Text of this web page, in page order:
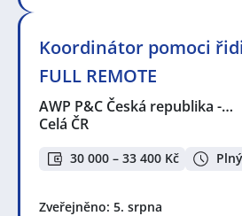
Koordinátor pomoci
FULL REMOTE
AWP P&C Česká republika -…
Celá ČR
30 000 – 33 400 Kč
Zveřejněno: 5. srpna